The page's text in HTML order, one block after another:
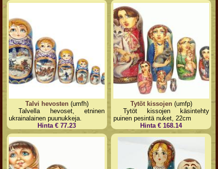
Talvi hevosten(umfh)
Talvella hevoset, etninen
ukrainalainen puunukkeja.
Hinta € 77.23
Tytöt kissojen(umfp)
Tytöt kissojen käsintehty
puinen pesintä nuket, 22cm
Hinta € 168.14